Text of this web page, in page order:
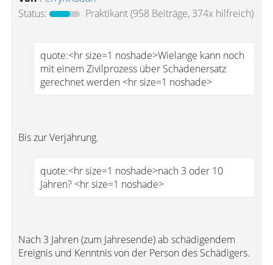
Status:
Praktikant(958 Beiträge, 374x hilfreich)
quote:<hr size=1 noshade>Wielange kann noch
mit einem Zivilprozess über Schadenersatz
gerechnet werden <hr size=1 noshade>
Bis zur Verjährung.
quote:<hr size=1 noshade>nach 3 oder 10
Jahren? <hr size=1 noshade>
Nach 3 Jahren (zum Jahresende) ab schädigendem
Ereignis und Kenntnis von der Person des Schädigers.